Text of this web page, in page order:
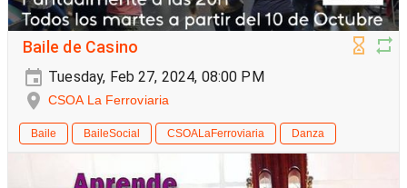
Baile de Casino
Tuesday, Feb 27, 2024, 08:00 PM
CSOA La Ferroviaria
Baile BaileSocial CSOALaFerroviaria Danza